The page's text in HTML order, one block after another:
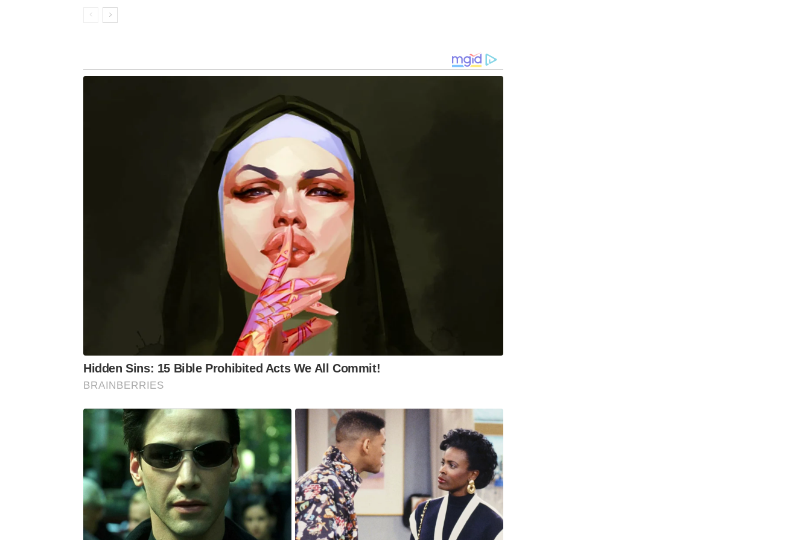
Na avenida Castelo Branco, haverá DJ com carro de som. Já na Praça do Bradesco, o
público poderá aproveitar espaço kids, apresentações de banda de pagode, banda
gincanas e ambientes instagramáveis. O repertório vai misturar funk, axé, pagode,
dentro do tema “Brasilidades/Copa do Mundo” e tem como slogan “Parei de Beber,
A diretora presidente da Fundação Casa de Cultura Nadja Lírio falou sobre o novo
formato do pré-carnaval. “O Esquenta Monlé é uma festa de portas abertas, feita pra
todo mundo. Tem música, cultura e diversão, com blocos para todos os gostos e
espaços pensados também para as crianças. Agradecemos a parceria do Corpo de
Bombeiros e da Polícia Militar, que estarão conosco garantindo mais segurança para o
público. A festa vai ser linda!”, afirmou.
Hidden Sins: 15 Bible Prohibited Acts We All Commit!
BRAINBERRIES